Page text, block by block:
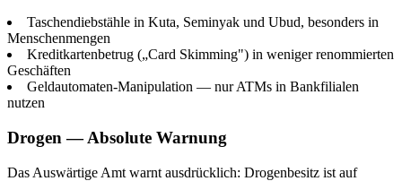
Taschendiebstähle in Kuta, Seminyak und Ubud, besonders in
Menschenmengen
Kreditkartenbetrug („Card Skimming") in weniger renommierten
Geschäften
Geldautomaten-Manipulation — nur ATMs in Bankfilialen
nutzen
Drogen — Absolute Warnung
Das Auswärtige Amt warnt ausdrücklich: Drogenbesitz ist auf